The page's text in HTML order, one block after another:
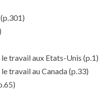
(p.301)
travail aux Etats-Unis (p.1)
travail au Canada(p.33)